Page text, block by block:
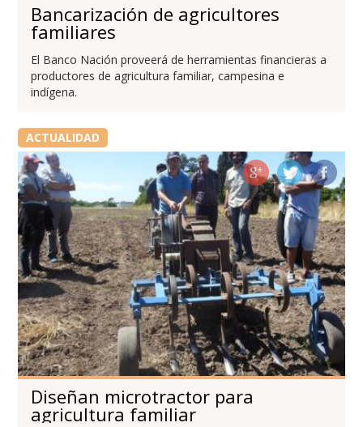
Bancarización de agricultores
familiares
El Banco Nación proveerá de herramientas financieras a
productores de agricultura familiar, campesina e
indígena.
ACTUALIDAD
Diseñan microtractor para
agricultura familiar